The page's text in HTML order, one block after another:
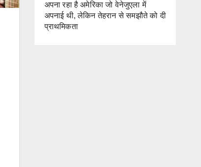
अपना रहा है अमेरिका जो वेनेजुएला में
अपनाई थी, लेकिन तेहरान से समझौते को दी
प्राथमिकता